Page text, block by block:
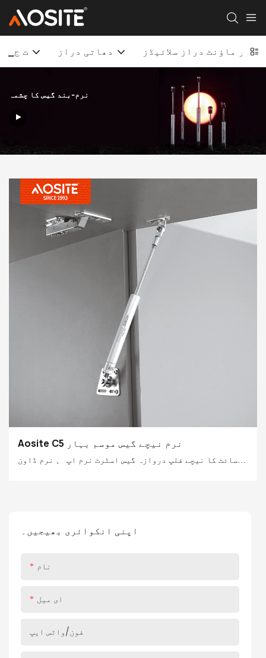
▁ت ج دھاتی دراز انڈر ماؤنٹ دراز سلائیڈز
نرم-بند گیس کا چشمہ
اپنی انکوائری بھیجیں۔
نام
ای میل
فون/واٹس ایپ
Aosite C5 نرم نیچے گیس موسم بہار
آسائٹ کا نیچے فلپ دروازہ گیس اسٹرٹ نرم اپ 、 نرم ڈاون
دروازوں کے لئے ہارڈ ویئر کے معیارات کی نئی وضاحت کی